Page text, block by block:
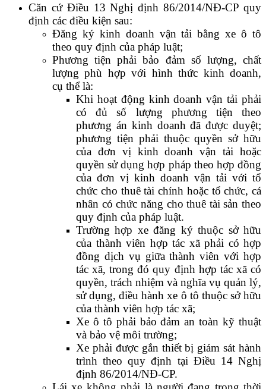
Căn cứ Điều 13 Nghị định 86/2014/NĐ-CP quy
định các điều kiện sau:
Đăng ký kinh doanh vận tải bằng xe ô tô
theo quy định của pháp luật;
Phương tiện phải bảo đảm số lượng, chất
lượng phù hợp với hình thức kinh doanh,
cụ thể là:
Khi hoạt động kinh doanh vận tải phải
có đủ số lượng phương tiện theo
phương án kinh doanh đã được duyệt;
phương tiện phải thuộc quyền sở hữu
của đơn vị kinh doanh vận tải hoặc
quyền sử dụng hợp pháp theo hợp đồng
của đơn vị kinh doanh vận tải với tổ
chức cho thuê tài chính hoặc tổ chức, cá
nhân có chức năng cho thuê tài sản theo
quy định của pháp luật.
Trường hợp xe đăng ký thuộc sở hữu
của thành viên hợp tác xã phải có hợp
đồng dịch vụ giữa thành viên với hợp
tác xã, trong đó quy định hợp tác xã có
quyền, trách nhiệm và nghĩa vụ quản lý,
sử dụng, điều hành xe ô tô thuộc sở hữu
của thành viên hợp tác xã;
Xe ô tô phải bảo đảm an toàn kỹ thuật
và bảo vệ môi trường;
Xe phải được gắn thiết bị giám sát hành
trình theo quy định tại Điều 14 Nghị
định 86/2014/NĐ-CP.